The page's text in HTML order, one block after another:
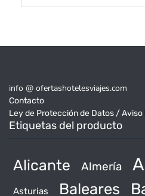
info @ ofertashotelesviajes.com
Contacto
Ley de Protección de Datos / Aviso
Etiquetas del producto
Alicante Almería
Asturias Baleares